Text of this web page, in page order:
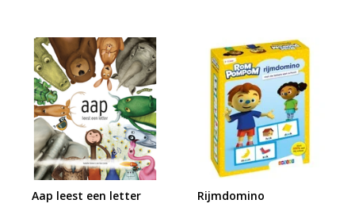
Aap leest een letter Rijmdomino